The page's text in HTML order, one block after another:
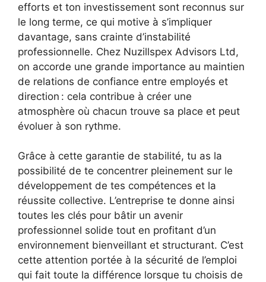
efforts et ton investissement sont reconnus sur
le long terme, ce qui motive à s’impliquer
davantage, sans crainte d’instabilité
professionnelle. Chez Nuzillspex Advisors Ltd,
on accorde une grande importance au maintien
de relations de confiance entre employés et
direction : cela contribue à créer une
atmosphère où chacun trouve sa place et peut
évoluer à son rythme.
Grâce à cette garantie de stabilité, tu as la
possibilité de te concentrer pleinement sur le
développement de tes compétences et la
réussite collective. L’entreprise te donne ainsi
toutes les clés pour bâtir un avenir
professionnel solide tout en profitant d’un
environnement bienveillant et structurant. C’est
cette attention portée à la sécurité de l’emploi
qui fait toute la différence lorsque tu choisis de